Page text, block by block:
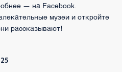
— на Facebook.
музеи и откройте
рассказывают!